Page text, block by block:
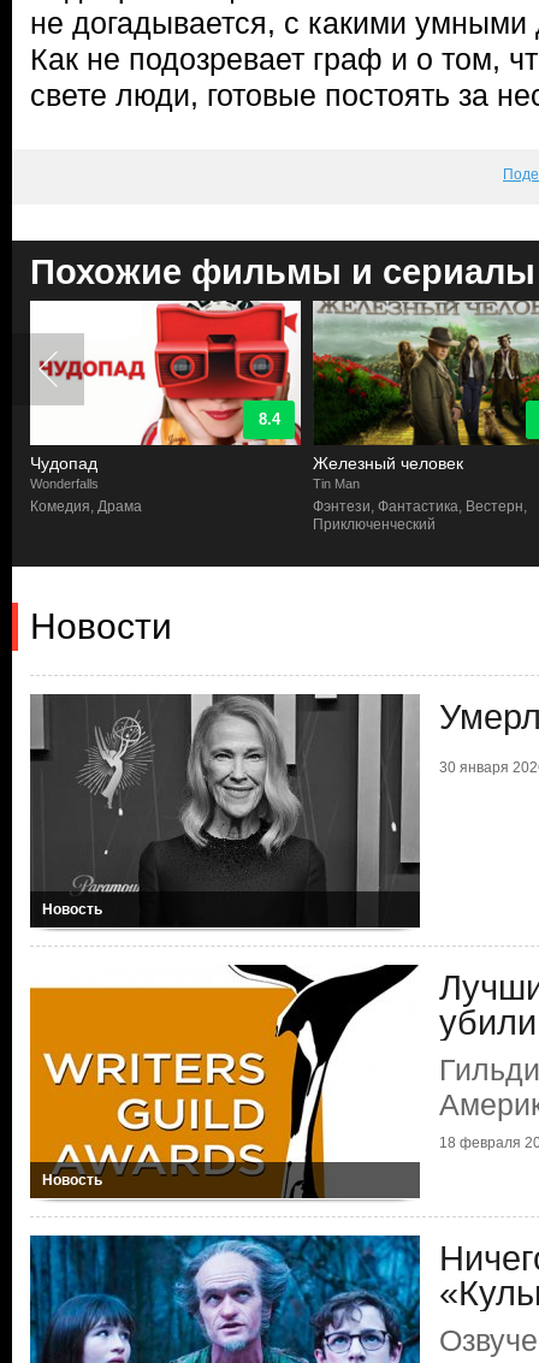
не догадывается, с какими
Как не подозревает граф и о том,
свете люди, готовые постоять за
Похожие фильмы и сериалы
8.4
Чудопад
Wonderfalls
Комедия, Драма
Железный человек
Tin Man
Фэнтези, Фантастика, Вестерн,
Приключенческий
Новости
Новость
30 января
Новость
18 февраля